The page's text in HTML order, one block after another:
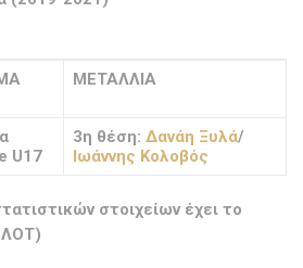
ΜΕΤΑΛΛΙΑ
U17
3η θέση: Δανάη Ξυλά/
Ιωάννης Κολοβός
στοιχείων έχει το